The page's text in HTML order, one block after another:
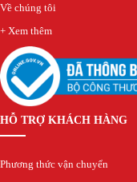
Về chúng tôi
+ Xem thêm
HỖ TRỢ KHÁCH HÀNG
Phương thức vận chuyển